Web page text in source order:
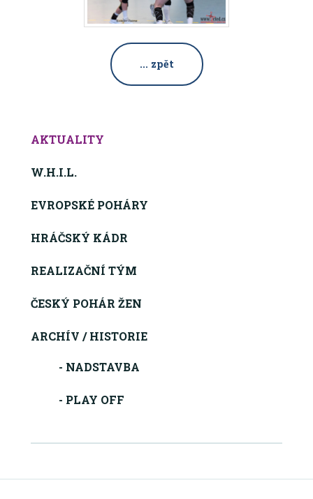
... zpět
AKTUALITY
W.H.I.L.
EVROPSKÉ POHÁRY
HRÁČSKÝ KÁDR
REALIZAČNÍ TÝM
ČESKÝ POHÁR ŽEN
ARCHÍV / HISTORIE
- NADSTAVBA
- PLAY OFF